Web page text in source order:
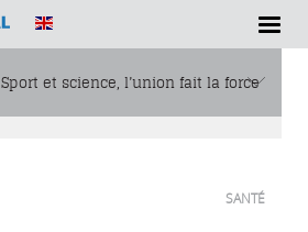
Sport et science, l’union fait la force
SANTÉ